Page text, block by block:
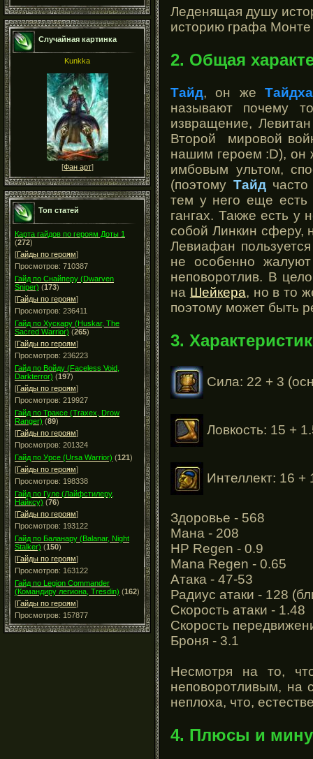
Случайная картинка
Kunkka
[Фан арт]
Топ статей
Карта гайдов по героям Доты 1
(272)
[Гайды по героям]
Просмотров: 710387
Гайд по Снайперу (Dwarven
Sniper) (173)
[Гайды по героям]
Просмотров: 236411
Гайд по Хускару (Huskar, The
Sacred Warrior) (265)
[Гайды по героям]
Просмотров: 236223
Гайд по Войду (Faceless Void,
Darkterror) (197)
[Гайды по героям]
Просмотров: 219927
Гайд по Траксе (Traxex, Drow
Ranger) (89)
[Гайды по героям]
Просмотров: 201324
Гайд по Урсе (Ursa Warrior) (121)
[Гайды по героям]
Просмотров: 198338
Гайд по Гуле (Лайфстилеру,
Найксу) (76)
[Гайды по героям]
Просмотров: 193122
Гайд по Баланару (Balanar, Night
Stalker) (150)
[Гайды по героям]
Просмотров: 163122
Гайд по Legion Commander
(Командиру легиона, Tresdin) (162)
[Гайды по героям]
Просмотров: 157877
Леденящая душу
историю графа
2. Общая
Тайд, он же
называют почему
извращение,
Второй мировой
нашим героем :D), он
имбовым ультом,
(поэтому Тайдчасто
тем у него еще есть
гангах. Также есть
собой Линкин сферу,
Левиафан
не особенно
неповоротлив. В
на Шейкера, но в то
поэтому может быть
3.
Сила: 22 + 3
Ловкость: 15 +
Интеллект: 16 +
Здоровье - 568
Мана - 208
HP Regen - 0.9
Mana Regen - 0.65
Атака - 47-53
Радиус атаки - 128
Скорость атаки - 1.48
Скорость
Броня - 3.1
Несмотря на то,
неповоротливым, на
неплоха, что,
4. Плюсы и